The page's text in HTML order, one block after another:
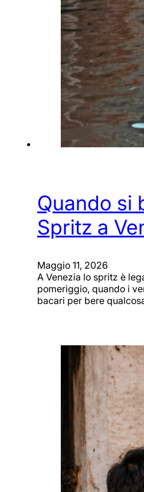
Quando si
Spritz a
Maggio 11, 2026
A Venezia lo spritz è
pomeriggio, quando i
bacari per bere